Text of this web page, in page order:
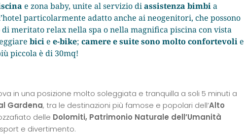
e zona baby, unite al servizio diassistenza bimbia
particolarmente adatto anche ai neogenitori, che possono
meritato relax nella spa o nella magnifica piscina con vista
bicie e-bike; camere e suite sono molto confortevolie
piccola è di 30mq!
in una posizione molto soleggiata e tranquilla a soli 5 minuti a
Gardena, tra le destinazioni più famose e popolari dell’Alto
delle Dolomiti, Patrimonio Naturale dell’Umanità
e divertimento.